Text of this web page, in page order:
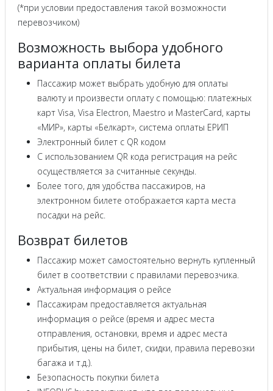
(*при условии предоставления такой возможности
перевозчиком)
Возможность выбора удобного
варианта оплаты билета
Пассажир может выбрать удобную для оплаты
валюту и произвести оплату с помощью: платежных
карт Visa, Visa Electron, Maestro и MasterCard, карты
«МИР», карты «Белкарт», система оплаты ЕРИП
Электронный билет с QR кодом
С использованием QR кода регистрация на рейс
осуществляется за считанные секунды.
Более того, для удобства пассажиров, на
электронном билете отображается карта места
посадки на рейс.
Возврат билетов
Пассажир может самостоятельно вернуть купленный
билет в соответствии с правилами перевозчика.
Актуальная информация о рейсе
Пассажирам предоставляется актуальная
информация о рейсе (время и адрес места
отправления, остановки, время и адрес места
прибытия, цены на билет, скидки, правила перевозки
багажа и т.д.).
Безопасность покупки билета